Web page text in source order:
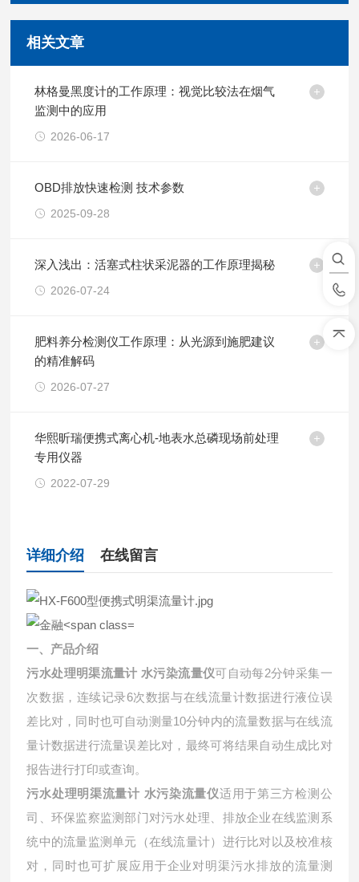
相关文章
林格曼黑度计的工作原理：视觉比较法在烟气
监测中的应用
2026-06-17
OBD排放快速检测 技术参数
2025-09-28
深入浅出：活塞式柱状采泥器的工作原理揭秘
2026-07-24
肥料养分检测仪工作原理：从光源到施肥建议
的精准解码
2026-07-27
华熙昕瑞便携式离心机-地表水总磷现场前处理
专用仪器
2022-07-29
详细介绍 在线留言
一、产品介绍
污水处理明渠流量计 水污染流量仪可自动每2分钟采集一
次数据，连续记录6次数据与在线流量计数据进行液位误
差比对，同时也可自动测量10分钟内的流量数据与在线流
量计数据进行流量误差比对，最终可将结果自动生成比对
报告进行打印或查询。
污水处理明渠流量计 水污染流量仪适用于第三方检测公
司、环保监察监测部门对污水处理、排放企业在线监测系
统中的流量监测单元（在线流量计）进行比对以及校准核
对，同时也可扩展应用于企业对明渠污水排放的流量测